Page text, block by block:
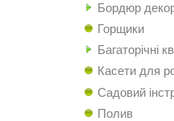
Бордюр
Горщики
Багаторічні
Касети для
Садовий
Полив